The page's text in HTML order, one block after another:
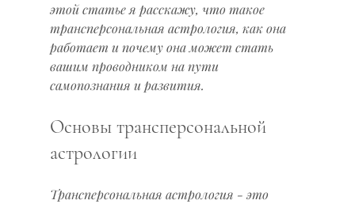
этой статье я расскажу, что такое
трансперсональная астрология, как она
работает и почему она может стать
вашим проводником на пути
самопознания и развития.
Основы трансперсональной
астрологии
Трансперсональная астрология - это